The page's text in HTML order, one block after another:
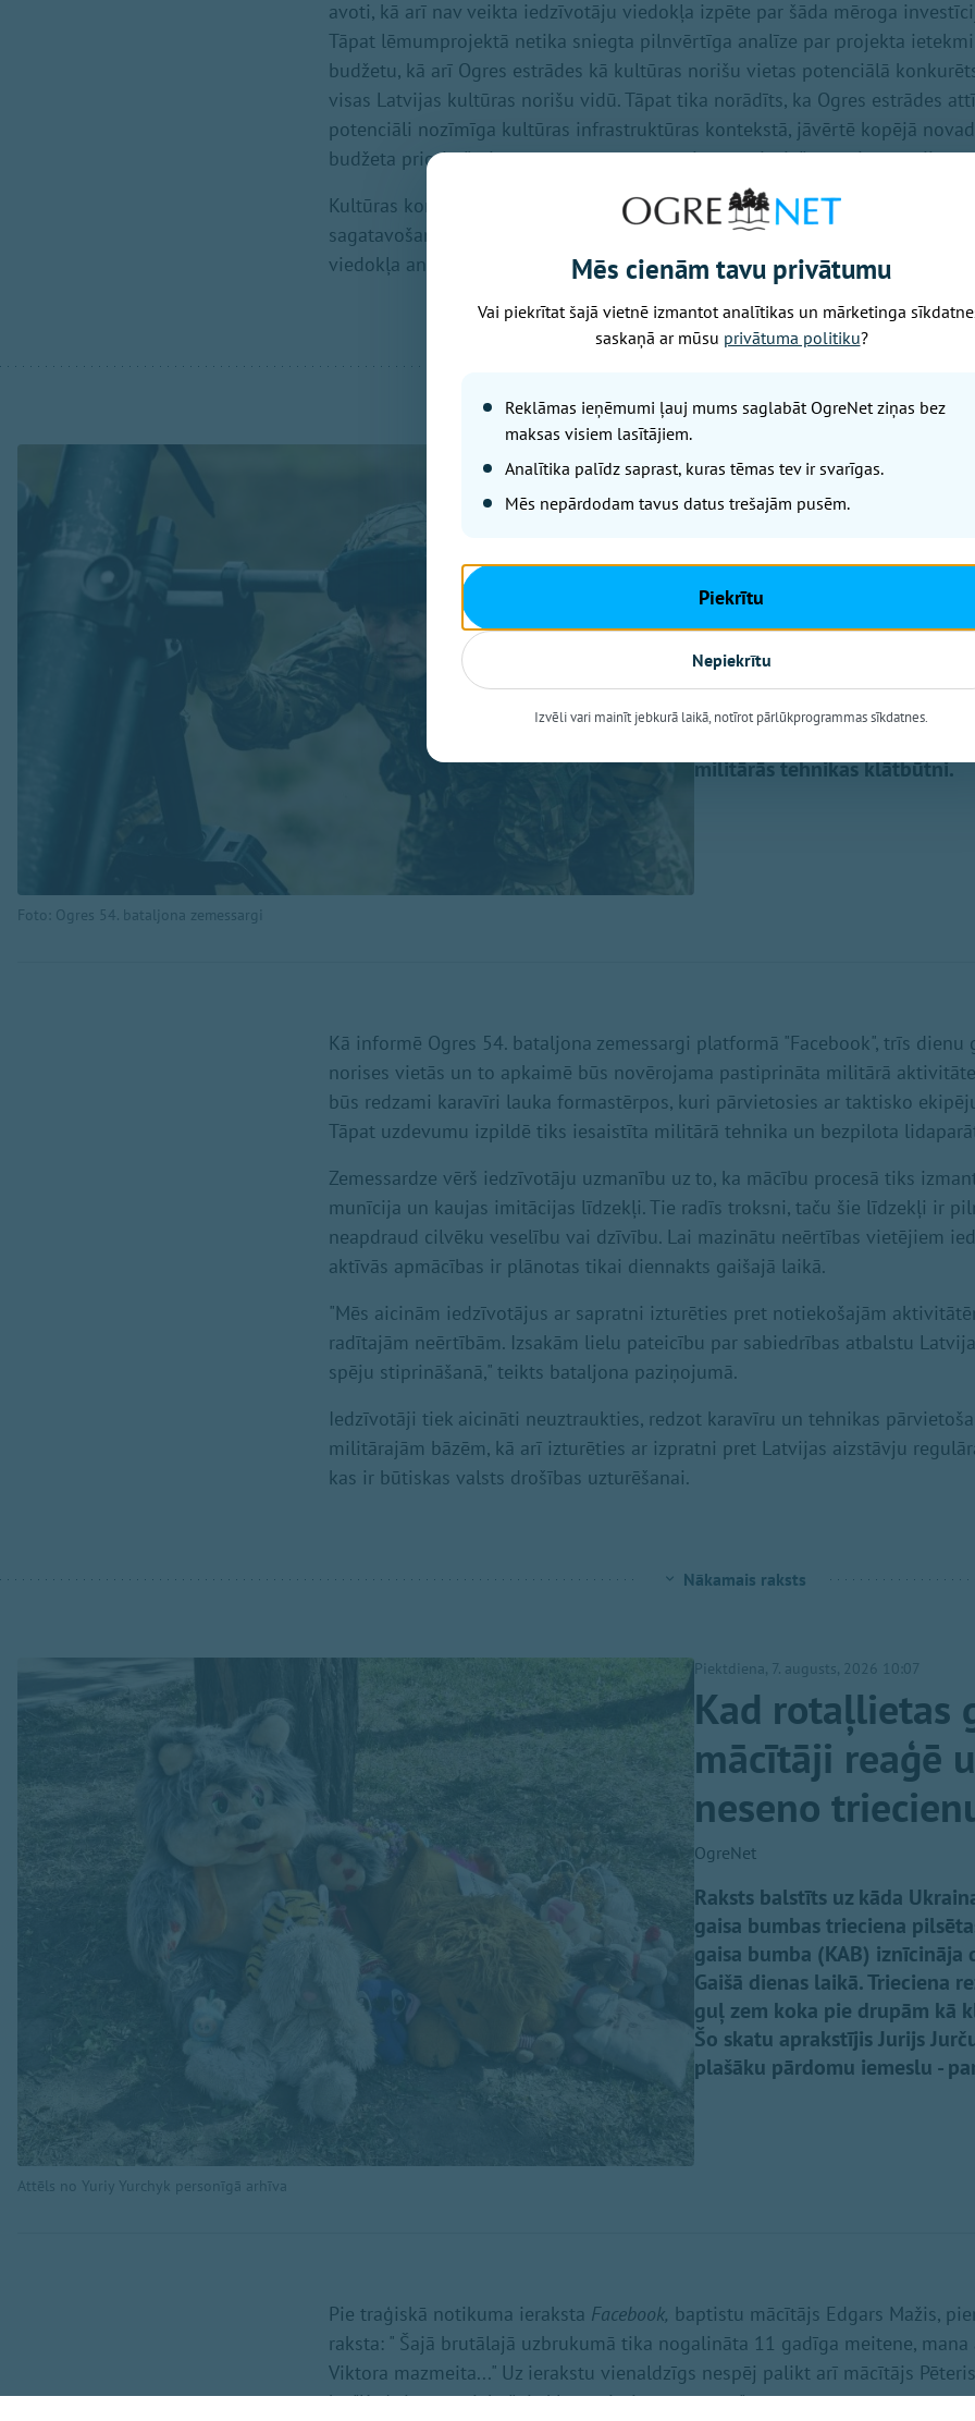
avoti, kā arī nav veikta iedzīvotāju viedokļa izpēte par šāda mēroga
Tāpat lēmumprojektā netika sniegta pilnvērtīga analīze par projekta
budžetu, kā arī Ogres estrādes kā kultūras norišu vietas potenciālā
visas Latvijas kultūras norišu vidū. Tāpat tika norādīts, ka Ogres estrādes
potenciāli nozīmīga kultūras infrastruktūras kontekstā, jāvērtē kopējā
budžeta prioritāšu ietvarā, ņemot vērā arī citas nepieciešamās investīcijas.
Kultūras komiteja vienojās, ka jautājums turpināms skatīt tikai pēc
sagatavošanas, kas ietvertu finanšu aprēķinus, iespējamās attīstības
viedokļa analīzi.
Foto: Ogres 54. bataljona zemessargi
Ogres un
iedzīvotājus
OgreNet
No 7. līdz 9. augustam Ogres
Zemessardzes 2. Vidzemes
Iedzīvotāji tiek aicināti ar
militārās tehnikas klātbūtni.
Kā informē Ogres 54. bataljona zemessargi platformā "Facebook", trīs dienu
norises vietās un to apkaimē būs novērojama pastiprināta militārā
būs redzami karavīri lauka formastērpos, kuri pārvietosies ar taktisko
Tāpat uzdevumu izpildē tiks iesaistīta militārā tehnika un bezpilota
Zemessardze vērš iedzīvotāju uzmanību uz to, ka mācību procesā tiks
munīcija un kaujas imitācijas līdzekļi. Tie radīs troksni, taču šie līdzekļi ir
neapdraud cilvēku veselību vai dzīvību. Lai mazinātu neērtības vietējiem
aktīvās apmācības ir plānotas tikai diennakts gaišajā laikā.
"Mēs aicinām iedzīvotājus ar sapratni izturēties pret notiekošajām
radītajām neērtībām. Izsakām lielu pateicību par sabiedrības atbalstu
spēju stiprināšanā," teikts bataljona paziņojumā.
Iedzīvotāji tiek aicināti neuztraukties, redzot karavīru un tehnikas
militārajām bāzēm, kā arī izturēties ar izpratni pret Latvijas aizstāvju
kas ir būtiskas valsts drošības uzturēšanai.
Nākamais raksts
Attēls no Yuriy Yurchyk personīgā arhīva
Piektdiena, 7. augusts, 2026 10:07
Kad rotaļlietas
mācītāji reaģē
neseno
OgreNet
Raksts balstīts uz kāda
gaisa bumbas trieciena
gaisa bumba (KAB)
Gaišā dienas laikā. Trieciena
guļ zem koka pie drupām kā
Šo skatu aprakstījis Jurijs
plašāku pārdomu iemeslu -
Pie traģiskā notikuma ieraksta Facebook, baptistu mācītājs Edgars Mažis,
raksta: " Šajā brutālajā uzbrukumā tika nogalināta 11 gadīga meitene,
Viktora mazmeita..." Uz ierakstu vienaldzīgs nespēj palikt arī mācītājs
ka "Kad ziņās notiekošais kļūst stipri personīgs…"
Mēs cienām tavu privātumu
Vai piekrītat šajā vietnē izmantot analītikas un mārketinga
saskaņā ar mūsu privātuma politiku?
Reklāmas ieņēmumi ļauj mums saglabāt OgreNet ziņas bez
maksas visiem lasītājiem.
Analītika palīdz saprast, kuras tēmas tev ir svarīgas.
Mēs nepārdodam tavus datus trešajām pusēm.
Piekrītu
Nepiekrītu
Izvēli vari mainīt jebkurā laikā, notīrot pārlūkprogrammas sīkdatnes.